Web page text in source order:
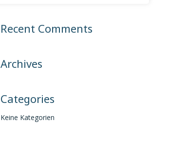
Recent Comments
Archives
Categories
Keine Kategorien